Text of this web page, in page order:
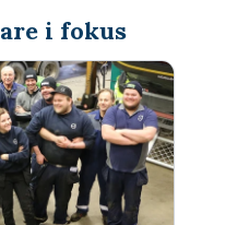
konsult
är lite som att vara en
Ena dagen sitter du djupt
för en ny produktionslina,
i fokus